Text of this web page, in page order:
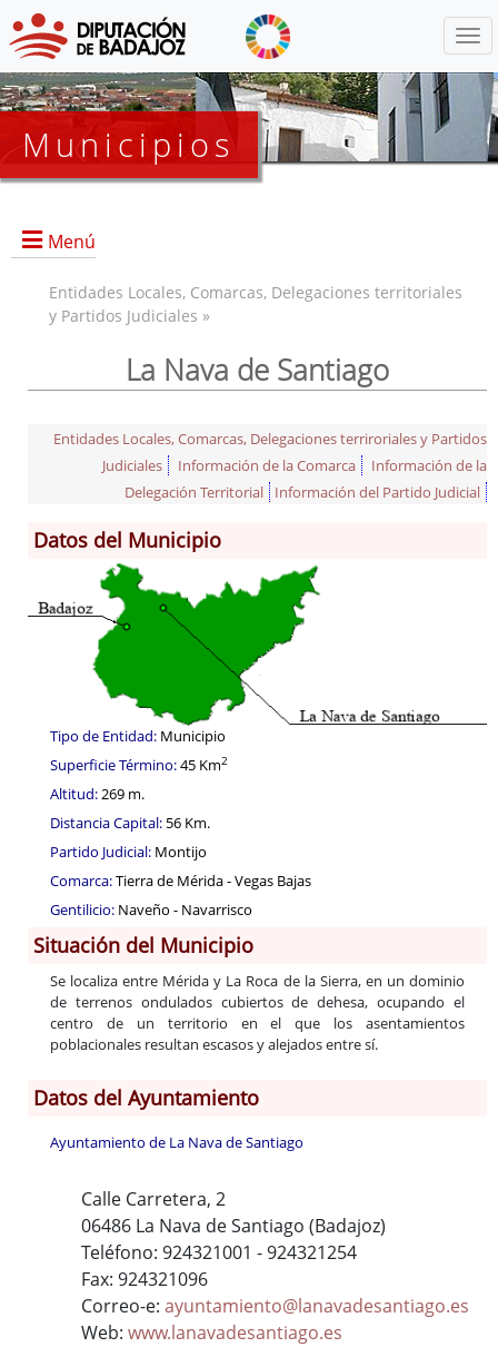
Municipios
Menú
Información General
Monumentos
Gastronomía
Población
Corporación
Correo-e gratis
Códigos para FACe
Entidades Locales, Comarcas, Delegaciones territoriales
y Partidos Judiciales »
La Nava de Santiago
Entidades Locales, Comarcas, Delegaciones terriroriales y Partidos
Judiciales
Información de la Comarca
Información de la
Delegación Territorial
Información del Partido Judicial
Datos del Municipio
Tipo de Entidad: Municipio
Superficie Término:45 Km2
Altitud:269 m.
Distancia Capital: 56 Km.
Partido Judicial: Montijo
Comarca:Tierra de Mérida - Vegas Bajas
Gentilicio: Naveño - Navarrisco
Situación del Municipio
Se localiza entre Mérida y La Roca de la Sierra, en un dominio
de terrenos ondulados cubiertos de dehesa, ocupando el
centro de un territorio en el que los asentamientos
poblacionales resultan escasos y alejados entre sí.
Datos del Ayuntamiento
Ayuntamiento de La Nava de Santiago
Calle Carretera, 2
06486 La Nava de Santiago (Badajoz)
Teléfono: 924321001 - 924321254
Fax: 924321096
Correo-e: ayuntamiento@lanavadesantiago.es
Web: www.lanavadesantiago.es